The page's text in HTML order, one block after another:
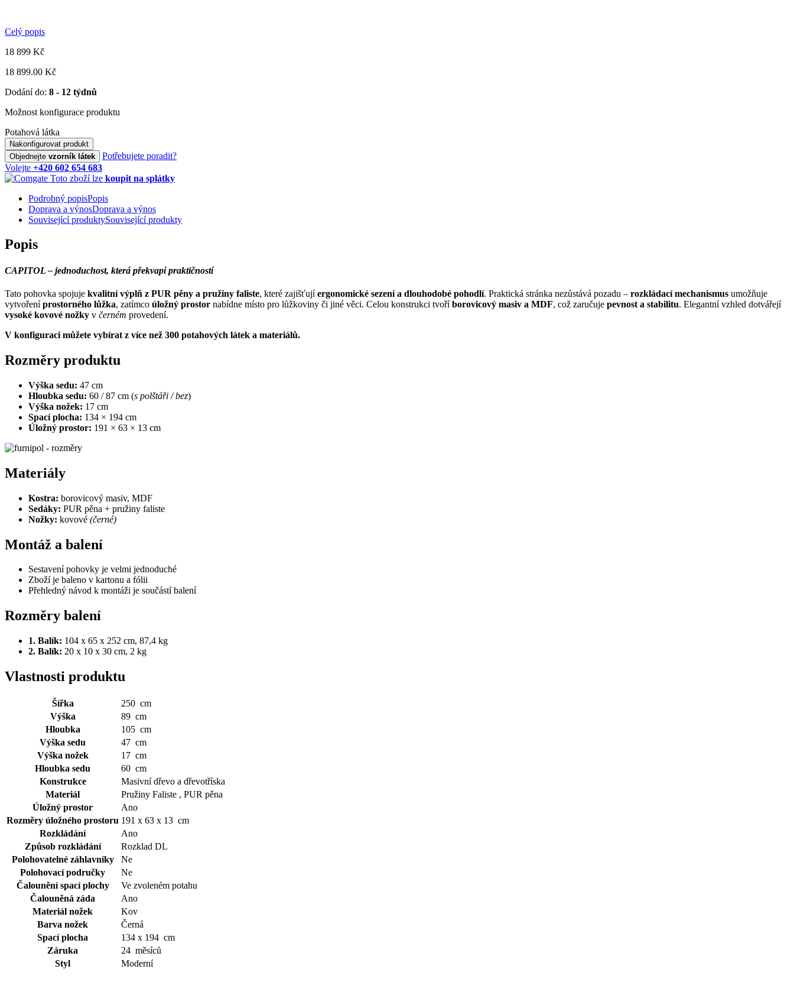
Celý popis
18 899 Kč
18 899.00 Kč
Dodání do: 8 - 12 týdnů
Možnost konfigurace produktu
Potahová látka
Nakonfigurovat produkt
Objednejte vzorník látek
Potřebujete poradit?
Volejte +420 602 654 683
Toto zboží lze koupit na splátky
Podrobný popisPopis
Doprava a výnosDoprava a výnos
Související produktySouvisející produkty
Popis
CAPITOL – jednoduchost, která překvapí praktičností
Tato pohovka spojuje kvalitní výplň z PUR pěny a pružiny faliste, které zajišťujíergonomické sezení a dlouhodobé pohodlí. Praktická stránka nezůstává pozadu – rozkládací mechanismus umožňuje
vytvořeníprostorného lůžka, zatímco úložný prostor nabídne místo pro lůžkoviny či jiné věci. Celou konstrukci tvoříborovicový masiv a MDF, což zaručuje pevnost a stabilitu. Elegantní vzhled dotvářejí
vysoké kovové nožky v černém provedení.
V konfiguraci můžete vybírat z více než 300 potahových látek a materiálů.
Rozměry produktu
Výška sedu: 47 cm
Hloubka sedu: 60 / 87 cm (s polštáři / bez)
Výška nožek: 17 cm
Spací plocha: 134 × 194 cm
Úložný prostor: 191 × 63 × 13 cm
Materiály
Kostra: borovicový masiv, MDF
Sedáky: PUR pěna + pružiny faliste
Nožky: kovové (černé)
Montáž a balení
Sestavení pohovky je velmi jednoduché
Zboží je baleno v kartonu a fólii
Přehledný návod k montáži je součástí balení
Rozměry balení
1. Balík: 104 x 65 x 252 cm, 87,4 kg
2. Balík: 20 x 10 x 30 cm, 2 kg
Vlastnosti produktu
Šířka
250 cm
Výška
89 cm
Hloubka
105 cm
Výška sedu
47 cm
Výška nožek
17 cm
Hloubka sedu
60 cm
Konstrukce
Masivní dřevo a dřevotříska
Materiál
Pružiny Faliste , PUR pěna
Úložný prostor
Ano
Rozměry úložného prostoru 191 x 63 x 13 cm
Rozkládání
Ano
Způsob rozkládání
Rozklad DL
Polohovatelné záhlavníky
Ne
Polohovací područky
Ne
Čalounění spací plochy
Ve zvoleném potahu
Čalouněná záda
Ano
Materiál nožek
Kov
Barva nožek
Černá
Spací plocha
134 x 194 cm
Záruka
24 měsíců
Styl
Moderní